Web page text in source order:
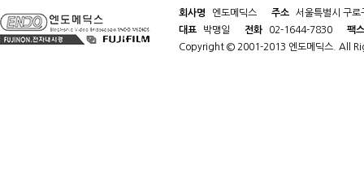
회사명 엔도메딕스 주소
서울특별시 구
대표
박맹일 전화 02-1644-7830
팩스
Copyright © 2001-2013 엔도메딕스. All